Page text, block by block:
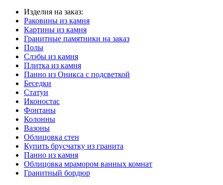
Изделия на заказ:
Раковины из камня
Картины из камня
Гранитные памятники на заказ
Полы
Слэбы из камня
Плитка из камня
Панно из Оникса с подсветкой
Беседки
Статуи
Иконостас
Фонтаны
Колонны
Вазоны
Облицовка стен
Купить брусчатку из гранита
Панно из камня
Облицовка мрамором ванных комнат
Гранитный бордюр